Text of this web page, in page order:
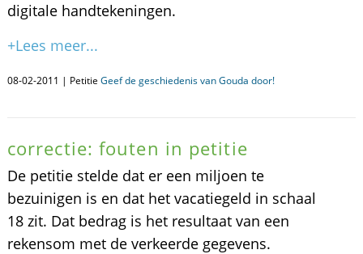
digitale handtekeningen.
+Lees meer...
08-02-2011 | Petitie Geef de geschiedenis van Gouda door!
correctie: fouten in petitie
De petitie stelde dat er een miljoen te
bezuinigen is en dat het vacatiegeld in schaal
18 zit. Dat bedrag is het resultaat van een
rekensom met de verkeerde gegevens.